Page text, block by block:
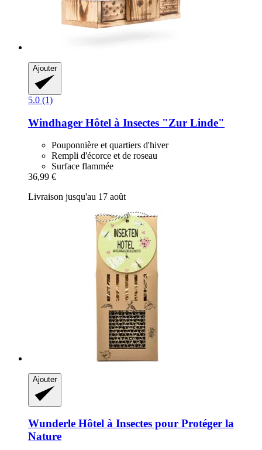
Ajouter
5.0 (1)
Windhager Hôtel à Insectes "Zur Linde"
Pouponnière et quartiers d'hiver
Rempli d'écorce et de roseau
Surface flammée
36,99 €
Livraison jusqu'au 17 août
Ajouter
Wunderle Hôtel à Insectes pour Protéger la
Nature